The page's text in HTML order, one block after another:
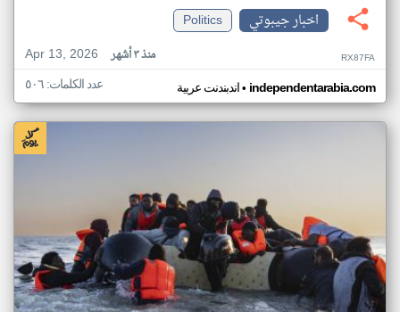
اخبار جيبوتي
Politics
Apr 13, 2026
منذ ٣ أشهر RX87FA
اندبندنت عربية• independentarabia.com عدد الكلمات: ٥٠٦